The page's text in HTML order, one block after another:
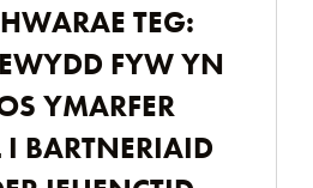
TEG:
FYW YN
YMARFER
I BARTNERIAID